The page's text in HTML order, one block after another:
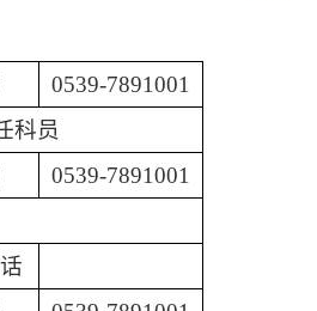
0539-7891001
科员
0539-7891001